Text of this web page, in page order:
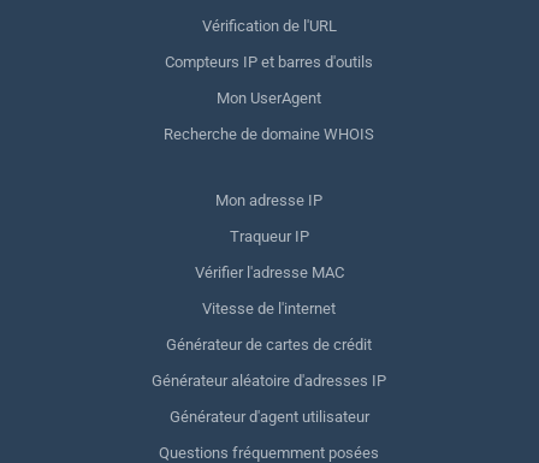
Vérification de l'URL
Compteurs IP et barres d'outils
Mon UserAgent
Recherche de domaine WHOIS
Mon adresse IP
Traqueur IP
Vérifier l'adresse MAC
Vitesse de l'internet
Générateur de cartes de crédit
Générateur aléatoire d'adresses IP
Générateur d'agent utilisateur
Questions fréquemment posées